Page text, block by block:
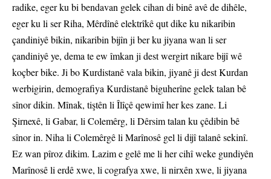
radike, eger ku bi bendavan gelek cihan di binê avê de dihêle,
eger ku li ser Riha, Mêrdînê elektrîkê qut dike ku nikaribin
çandiniyê bikin, nikaribin bijîn ji ber ku jiyana wan li ser
çandiniyê ye, dema te ew îmkan ji dest wergirt nikare bijî wê
koçber bike. Ji bo Kurdistanê vala bikin, jiyanê ji dest Kurdan
werbigirin, demografiya Kurdistanê biguherîne gelek talan bê
sînor dikin. Mînak, tiştên li Îlîçê qewimî her kes zane. Li
Şirnexê, li Gabar, li Colemêrg, li Dêrsim talan ku çêdibin bê
sînor in. Niha li Colemêrgê li Marînosê gel li dijî talanê sekinî.
Ez wan pîroz dikim. Lazim e gelê me li her cihî weke gundiyên
Marînosê li erdê xwe, li cografya xwe, li nirxên xwe, li jiyana